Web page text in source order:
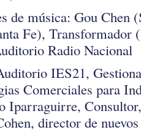
de música: Gou Chen
Fe), Transformador
Radio Nacional
IES21,
Comerciales para
Iparraguirre,
director de